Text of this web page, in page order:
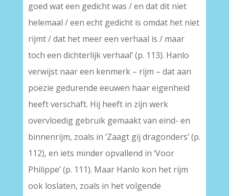
goed wat een gedicht was / en dat dit niet
helemaal / een echt gedicht is omdat het niet
rijmt / dat het meer een verhaal is / maar
toch een dichterlijk verhaal’ (p. 113). Hanlo
verwijst naar een kenmerk – rijm – dat aan
poëzie gedurende eeuwen haar eigenheid
heeft verschaft. Hij heeft in zijn werk
overvloedig gebruik gemaakt van eind- en
binnenrijm, zoals in ‘Zaagt gij dragonders’ (p.
112), en iets minder opvallend in ‘Voor
Philippe’ (p. 111). Maar Hanlo kon het rijm
ook loslaten, zoals in het volgende